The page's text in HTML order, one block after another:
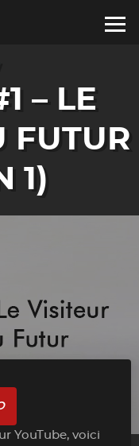
– LE
FUTUR
1)
YouTube, voici